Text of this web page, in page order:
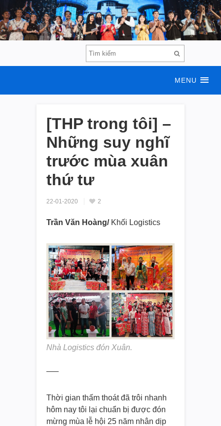
MENU
[THP trong tôi] –
Những suy nghĩ
trước mùa xuân
thứ tư
22-01-2020 2
Trần Văn Hoàng/ Khối Logistics
Nhà Logistics đón Xuân.
—–
Thời gian thấm thoát đã trôi nhanh
hôm nay tôi lại chuẩn bị được đón
mừng mùa lễ hội 25 năm nhân dịp